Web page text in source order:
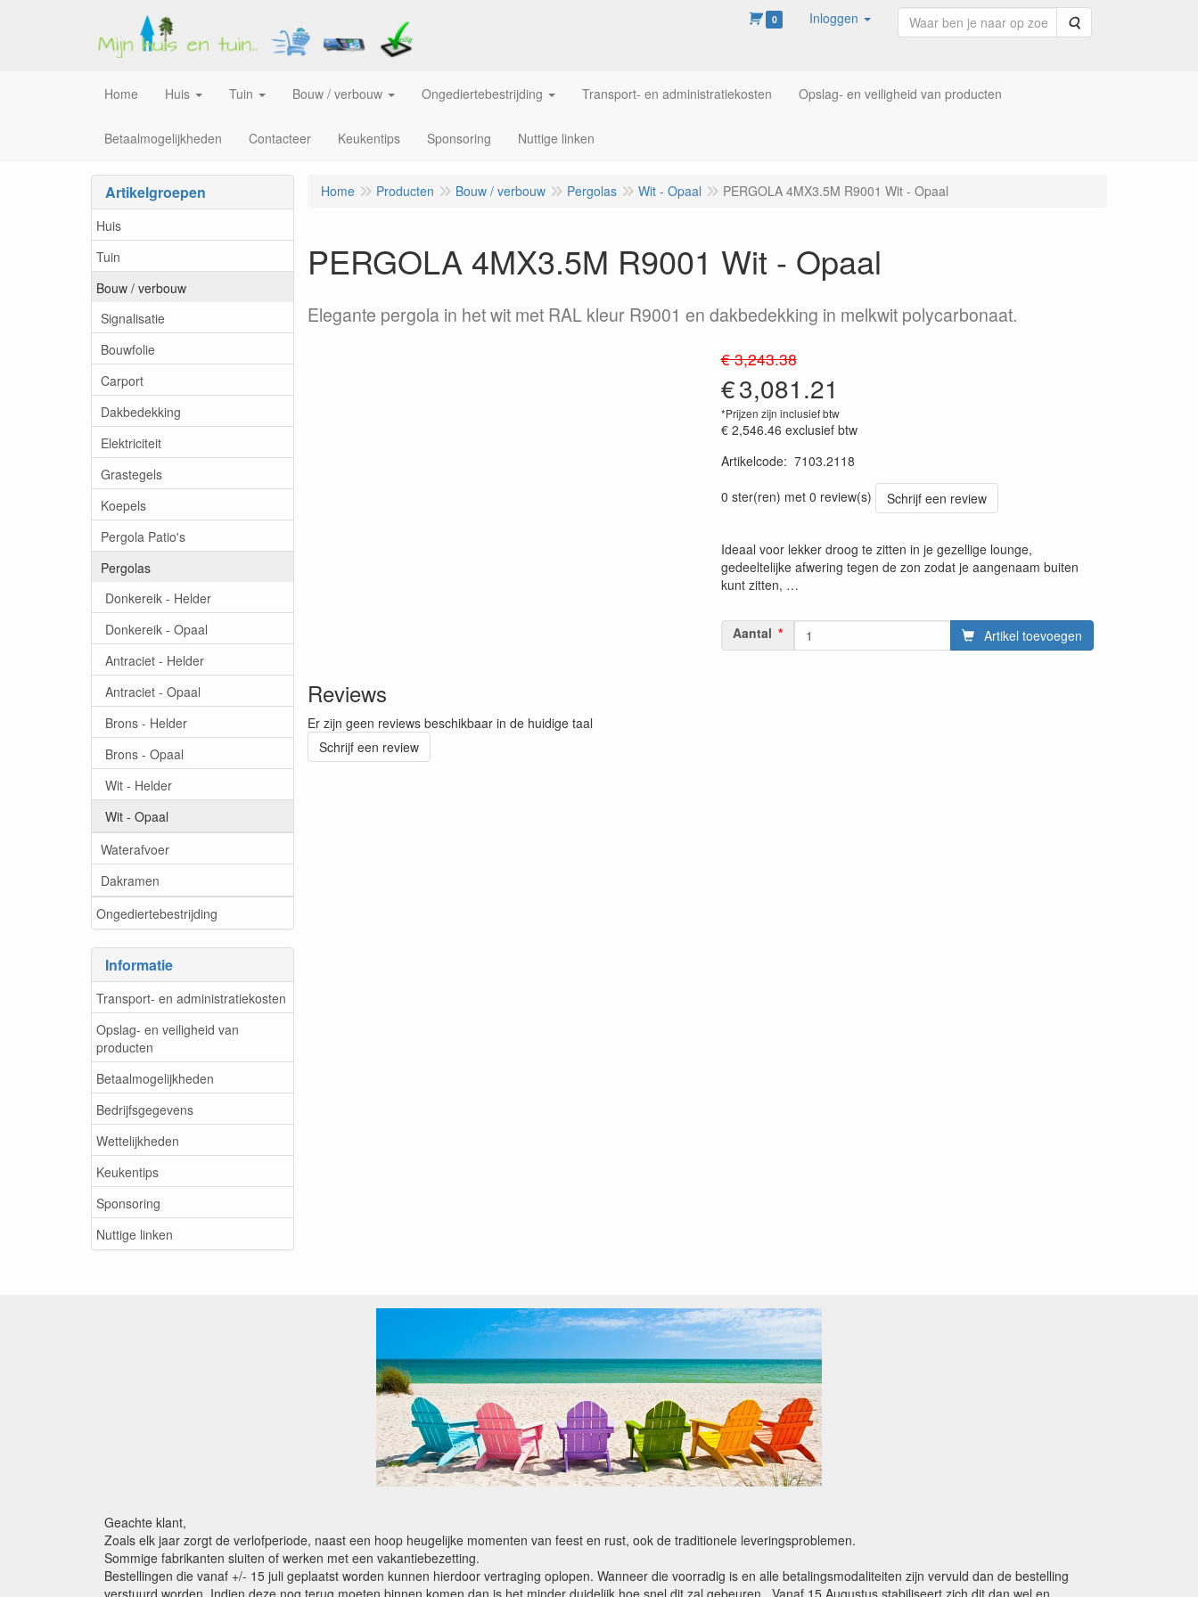
0 Inloggen Zoeken
Home Huis Tuin Bouw / verbouw Ongediertebestrijding Transport- en administratiekosten Opslag- en veiligheid van producten
Betaalmogelijkheden Contacteer Keukentips Sponsoring Nuttige linken
Artikelgroepen
Huis
Tuin
Bouw / verbouw
Signalisatie
Bouwfolie
Carport
Dakbedekking
Elektriciteit
Grastegels
Koepels
Pergola Patio's
Pergolas
Donkereik - Helder
Donkereik - Opaal
Antraciet - Helder
Antraciet - Opaal
Brons - Helder
Brons - Opaal
Wit - Helder
Wit - Opaal
Waterafvoer
Dakramen
Ongediertebestrijding
Informatie
Transport- en administratiekosten
Opslag- en veiligheid van
producten
Betaalmogelijkheden
Bedrijfsgegevens
Wettelijkheden
Keukentips
Sponsoring
Nuttige linken
Home Producten Bouw / verbouw Pergolas Wit - Opaal PERGOLA 4MX3.5M R9001 Wit - Opaal
PERGOLA 4MX3.5M R9001 Wit - Opaal
Elegante pergola in het wit met RAL kleur R9001 en dakbedekking in melkwit polycarbonaat.
€ 3,243.38
€3,081.21
*Prijzen zijn inclusief btw
€ 2,546.46 exclusief btw
Artikelcode: 7103.2118
0 ster(ren) met 0 review(s)
Schrijf een review
Ideaal voor lekker droog te zitten in je gezellige lounge,
gedeeltelijke afwering tegen de zon zodat je aangenaam buiten
kunt zitten, …
Aantal Artikel toevoegen
Reviews
Er zijn geen reviews beschikbaar in de huidige taal
Schrijf een review
Geachte klant,
Zoals elk jaar zorgt de verlofperiode, naast een hoop heugelijke momenten van feest en rust, ook de traditionele leveringsproblemen.
Sommige fabrikanten sluiten of werken met een vakantiebezetting.
Bestellingen die vanaf +/- 15 juli geplaatst worden kunnen hierdoor vertraging oplopen. Wanneer die voorradig is en alle betalingsmodaliteiten zijn vervuld dan de bestelling
verstuurd worden. Indien deze nog terug moeten binnen komen dan is het minder duidelijk hoe snel dit zal gebeuren. Vanaf 15 Augustus stabiliseert zich dit dan wel en